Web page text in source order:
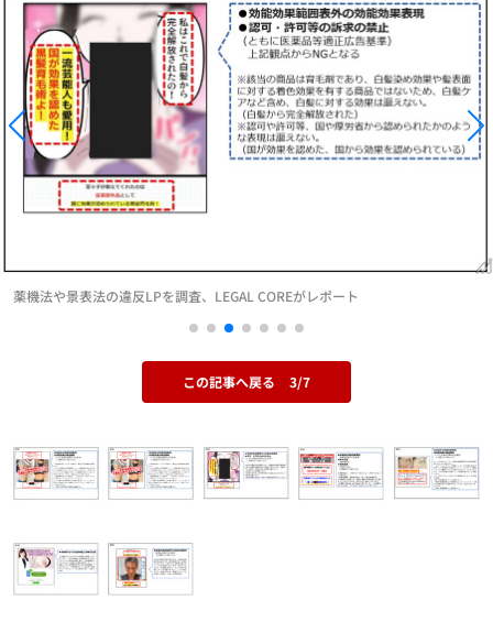
薬機法や景表法の違反LPを調査、LEGAL COREがレポート
この記事へ戻る 3/7